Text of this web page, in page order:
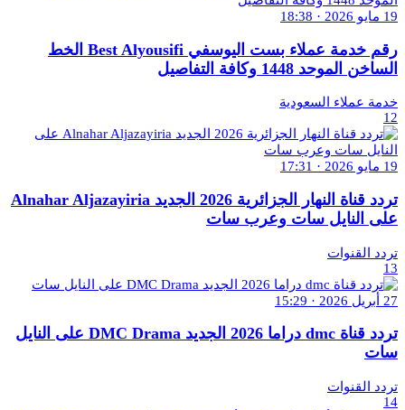
19 مايو 2026 · 18:38
رقم خدمة عملاء بست اليوسفي Best Alyousifi الخط
الساخن الموحد 1448 وكافة التفاصيل
خدمة عملاء السعودية
12
19 مايو 2026 · 17:31
تردد قناة النهار الجزائرية 2026 الجديد Alnahar Aljazayiria
على النايل سات وعرب سات
تردد القنوات
13
27 أبريل 2026 · 15:29
تردد قناة dmc دراما 2026 الجديد DMC Drama على النايل
سات
تردد القنوات
14